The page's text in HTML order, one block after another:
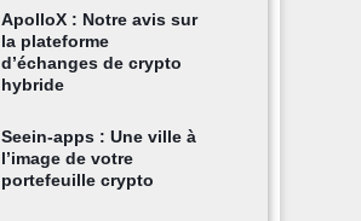
ApolloX : Notre avis sur
la plateforme
d’échanges de crypto
hybride
Seein-apps : Une ville à
l’image de votre
portefeuille crypto